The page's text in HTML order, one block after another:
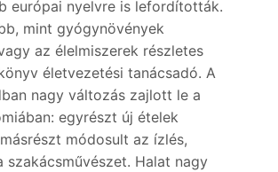
európai nyelvre is lefordították.
mint gyógynövények
az élelmiszerek részletes
életvezetési tanácsadó. A
nagy változás zajlott le a
egyrészt új ételek
módosult az ízlés,
szakácsművészet. Halat nagy